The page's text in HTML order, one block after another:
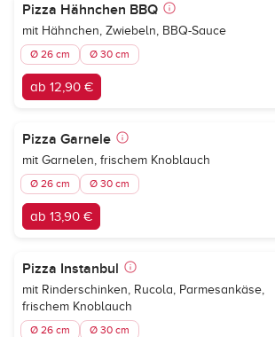
Pizza Hähnchen BBQ
mit Hähnchen, Zwiebeln, BBQ-Sauce
Ø 26 cm Ø 30 cm
ab 12,90 €
Pizza Garnele
mit Garnelen, frischem Knoblauch
Ø 26 cm Ø 30 cm
ab 13,90 €
Pizza Instanbul
mit Rinderschinken, Rucola, Parmesankäse,
frischem Knoblauch
Ø 26 cm Ø 30 cm